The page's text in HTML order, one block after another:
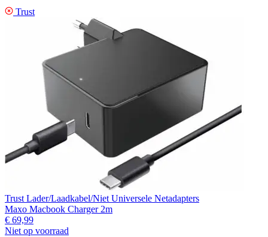
Trust
Trust Lader/Laadkabel/Niet Universele Netadapters
Maxo Macbook Charger 2m
€ 69,99
Niet op voorraad